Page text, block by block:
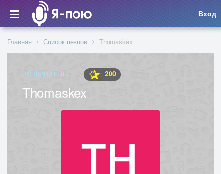
Вход
Главная Список певцов Thomaskex
ИСПОЛНИТЕЛЬ 200
Thomaskex